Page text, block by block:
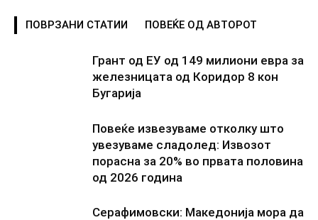
ПОВРЗАНИ СТАТИИ ПОВЕЌЕ ОД АВТОРОТ
Грант од ЕУ од 149 милиони евра за
железницата од Коридор 8 кон
Бугарија
Повеќе извезуваме отколку што
увезуваме сладолед: Извозот
порасна за 20% во првата половина
од 2026 година
Серафимовски: Македонија мора да